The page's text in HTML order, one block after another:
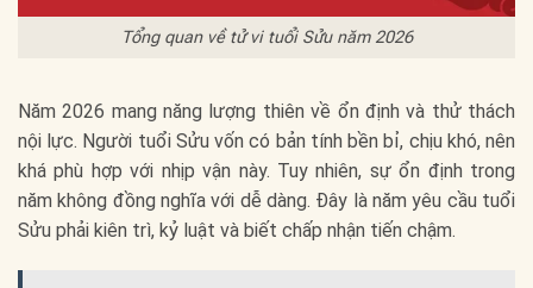
Tổng quan về tử vi tuổi Sửu năm 2026
Năm 2026 mang năng lượng thiên về ổn định và thử thách
nội lực. Người tuổi Sửu vốn có bản tính bền bỉ, chịu khó, nên
khá phù hợp với nhịp vận này. Tuy nhiên, sự ổn định trong
năm không đồng nghĩa với dễ dàng. Đây là năm yêu cầu tuổi
Sửu phải kiên trì, kỷ luật và biết chấp nhận tiến chậm.